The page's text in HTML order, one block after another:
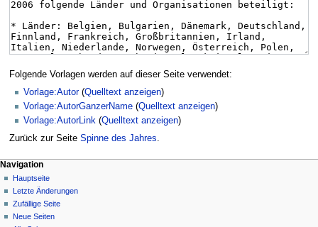
Folgende Vorlagen werden auf dieser Seite verwendet:
Vorlage:Autor(Quelltext anzeigen)
Vorlage:AutorGanzerName (Quelltext anzeigen)
Vorlage:AutorLink (Quelltext anzeigen)
Zurück zur Seite Spinne des Jahres
Navigation
Hauptseite
Letzte Änderungen
Zufällige Seite
Neue Seiten